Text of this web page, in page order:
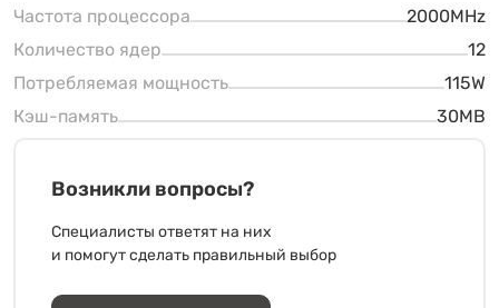
Частота процессора
2000MHz
Количество ядер
12
Потребляемая мощность
115W
Кэш-память
30MB
Возникли вопросы?
Специалисты ответят на них
и помогут сделать правильный выбор